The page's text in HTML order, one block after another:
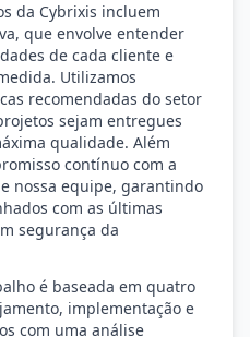
da Cybrixis incluem
que envolve entender
de cada cliente e
Utilizamos
recomendadas do setor
sejam entregues
qualidade. Além
contínuo com a
nossa equipe, garantindo
com as últimas
segurança da
é baseada em quatro
implementação e
com uma análise